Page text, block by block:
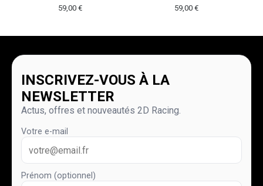
59,00 € 59,00 €
INSCRIVEZ-VOUS À LA
NEWSLETTER
Actus, offres et nouveautés 2D Racing.
Votre e-mail
Prénom (optionnel)